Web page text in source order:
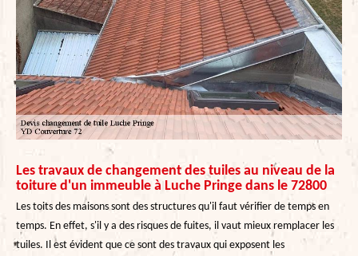
Les travaux de changement des tuiles au niveau de la
toiture d'un immeuble à Luche Pringe dans le 72800
Les toits des maisons sont des structures qu'il faut vérifier de temps en
temps. En effet, s'il y a des risques de fuites, il vaut mieux remplacer les
tuiles. Il est évident que ce sont des travaux qui exposent les